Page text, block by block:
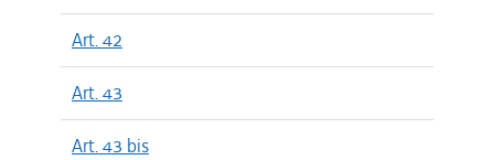
Art. 42
Art. 43
Art. 43 bis